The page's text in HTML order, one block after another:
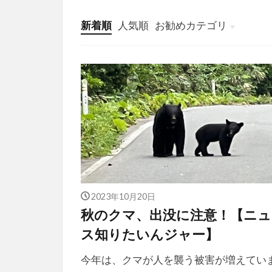
新着順 人気順 お勧めカテゴリ
投稿
学び
マンガ
電子書籍
2023年10月20日
秋のクマ、出没に注意！【ニ
ス知りたいんジャー】
今年は、クマが人を襲う被害が増えてい